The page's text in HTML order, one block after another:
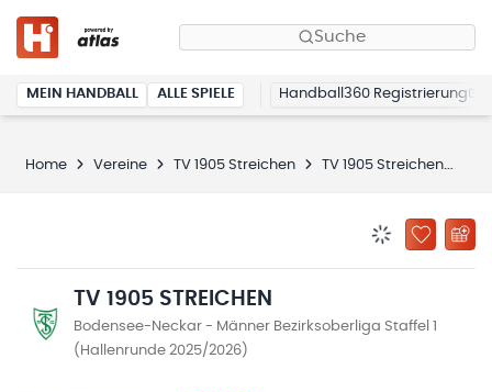
Suche
MEIN HANDBALL ALLE SPIELE Handball360 Registrierung
Home Vereine TV 1905 Streichen TV 1905 Streichen
ZU
TV 1905 STREICHEN
Bodensee-Neckar - Männer Bezirksoberliga Staffel 1
(Hallenrunde 2025/2026)